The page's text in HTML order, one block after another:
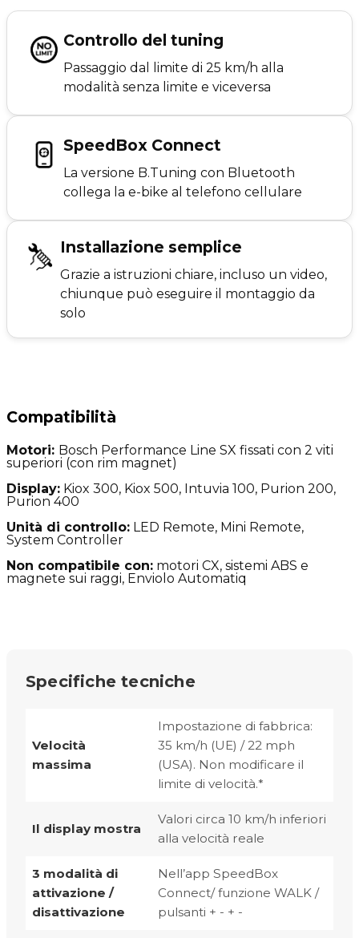
Controllo del tuning
Passaggio dal limite di 25 km/h alla
modalità senza limite e viceversa
SpeedBox Connect
La versione B.Tuning con Bluetooth
collega la e-bike al telefono cellulare
Installazione semplice
Grazie a istruzioni chiare, incluso un video,
chiunque può eseguire il montaggio da
solo
Compatibilità
Motori: Bosch Performance Line SX fissati con 2 viti
superiori (con rim magnet)
Display: Kiox 300, Kiox 500, Intuvia 100, Purion 200,
Purion 400
Unità di controllo: LED Remote, Mini Remote,
System Controller
Non compatibile con: motori CX, sistemi ABS e
magnete sui raggi, Enviolo Automatiq
Specifiche tecniche
Velocità
massima
Impostazione di fabbrica:
35 km/h (UE) / 22 mph
(USA). Non modificare il
limite di velocità.*
Il display mostra
Valori circa 10 km/h inferiori
alla velocità reale
3 modalità di
attivazione /
disattivazione
Nell’app SpeedBox
Connect/ funzione WALK /
pulsanti + - + -